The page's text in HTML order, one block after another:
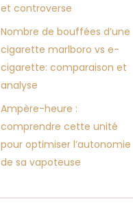
et controverse
Nombre de bouffées d’une
cigarette marlboro vs e-
cigarette: comparaison et
analyse
Ampère-heure :
comprendre cette unité
pour optimiser l’autonomie
de sa vapoteuse